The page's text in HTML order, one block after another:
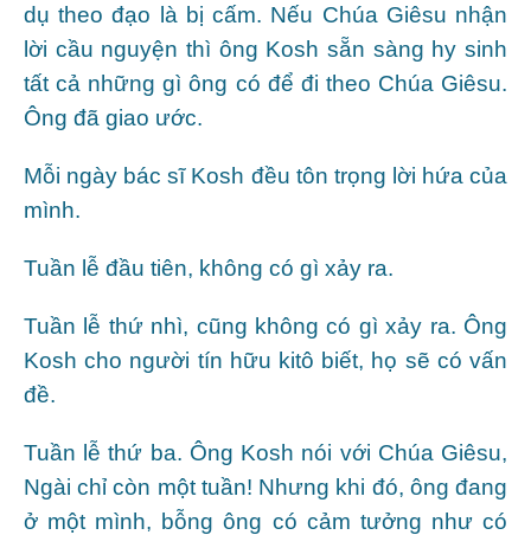
dụ theo đạo là bị cấm. Nếu Chúa Giêsu nhận
lời cầu nguyện thì ông Kosh sẵn sàng hy sinh
tất cả những gì ông có để đi theo Chúa Giêsu.
Ông đã giao ước.
Mỗi ngày bác sĩ Kosh đều tôn trọng lời hứa của
mình.
Tuần lễ đầu tiên, không có gì xảy ra.
Tuần lễ thứ nhì, cũng không có gì xảy ra. Ông
Kosh cho người tín hữu kitô biết, họ sẽ có vấn
đề.
Tuần lễ thứ ba. Ông Kosh nói với Chúa Giêsu,
Ngài chỉ còn một tuần! Nhưng khi đó, ông đang
ở một mình, bỗng ông có cảm tưởng như có